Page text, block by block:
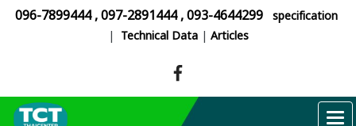
096-7899444,097-2891444,093-4644299 specification
| Technical Data| Articles